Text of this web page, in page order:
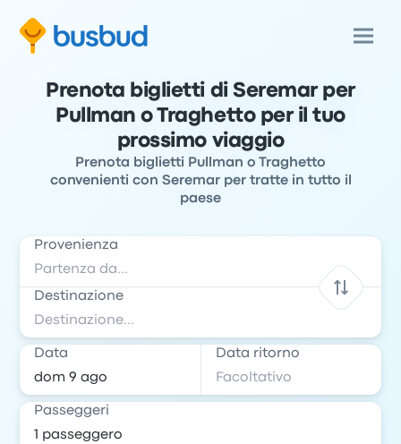
Prenota biglietti di Seremar per
Pullman o Traghetto per il tuo
prossimo viaggio
Prenota biglietti Pullman o Traghetto
convenienti con Seremar per tratte in tutto il
paese
Provenienza
Destinazione
Data Data ritorno
Passeggeri